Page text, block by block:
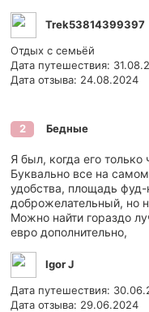
Trek53814399397
Отдых с семьёй
Дата путешествия:
Дата отзыва: 24.08.2024
2 Бедные
Я был, когда его только
Буквально все на
удобства, площадь
доброжелательный, но
Можно найти гораздо
евро дополнительно,
Igor J
Дата путешествия:
Дата отзыва: 29.06.2024